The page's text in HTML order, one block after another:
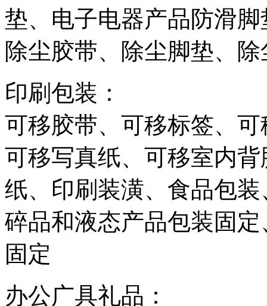
垫、电子电器产品防滑
除尘胶带、除尘脚垫、除
印刷包装：
可移胶带、可移标签、
可移写真纸、可移室内
纸、印刷装潢、食品包
碎品和液态产品包装固
固定
办公广具礼品：